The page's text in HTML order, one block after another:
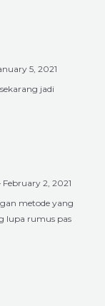
5, 2021
jadi
February 2, 2021
metode yang
lupa rumus pas